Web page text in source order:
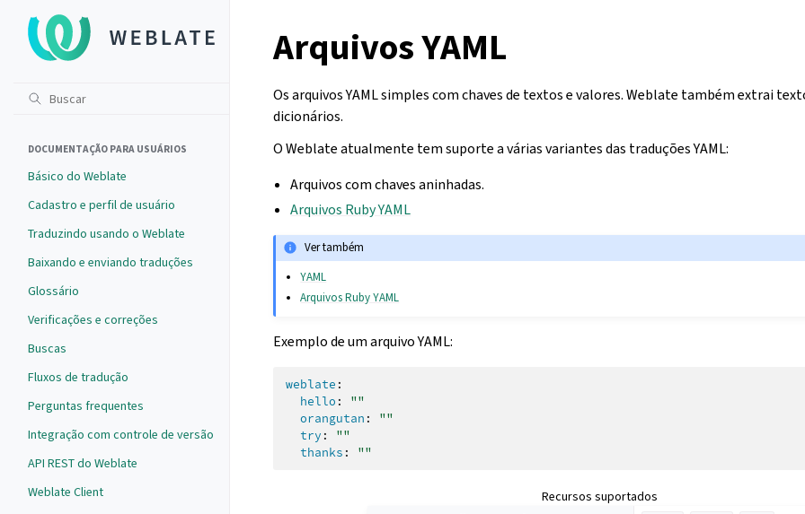
DOCUMENTAÇÃO PARA USUÁRIOS
Básico do Weblate
Cadastro e perfil de usuário
Traduzindo usando o Weblate
Baixando e enviando traduções
Glossário
Verificações e correções
Buscas
Fluxos de tradução
Perguntas frequentes
Integração com controle de versão
API REST do Weblate
Weblate Client
Arquivos YAML
Os arquivos YAML simples com chaves de textos e valores. Weblate também extrai
dicionários.
O Weblate atualmente tem suporte a várias variantes das traduções YAML:
Arquivos com chaves aninhadas.
Arquivos Ruby YAML
Ver também
YAML
Arquivos Ruby YAML
Exemplo de um arquivo YAML:
weblate :
hello :
""
orangutan :
""
try :
""
thanks : ""
Recursos suportados